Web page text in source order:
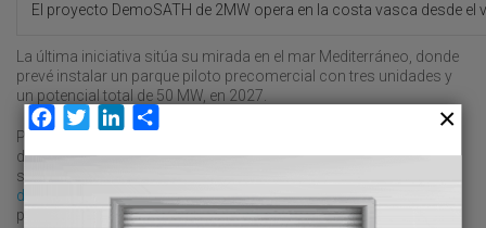
El proyecto DemoSATH de 2MW opera en la costa vasca desde el
La última iniciativa sitúa su mirada en el mar Mediterráneo, donde
prevé instalar un parque piloto precomercial con tres unidades y
un potencial total de 50 MW, en 2027.
Para ello ha solicitado, a través de su filial Medfloat, la ocupación
de dominio público portuario, en régimen de concesión, de una
superficie de 24,7 hectáreas, ubicada en la dársena sur del
de Castellón
, con destino a la construcción y explotación de una
planta de ensamblaje de plataformas eólicas de hormigón.
Facebook
TwitterLinkedIn